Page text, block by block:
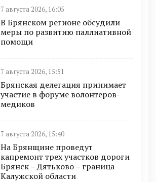
7 августа 2026, 16:05
В Брянском регионе обсудили
меры по развитию паллиативной
помощи
7 августа 2026, 15:51
Брянская делегация принимает
участие в форуме волонтеров-
медиков
7 августа 2026, 15:40
На Брянщине проведут
капремонт трех участков дороги
Брянск – Дятьково – граница
Калужской области